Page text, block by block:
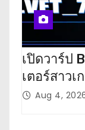
เปิดวาร์ป
เตอร์สาวเ
Aug 4,